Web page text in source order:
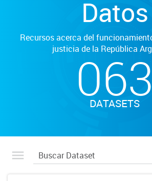
Datos
Recursos acerca del
justicia de la República
063
DATASETS